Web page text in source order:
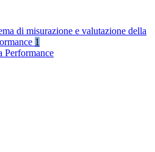
di misurazione e valutazione della
1
Performance